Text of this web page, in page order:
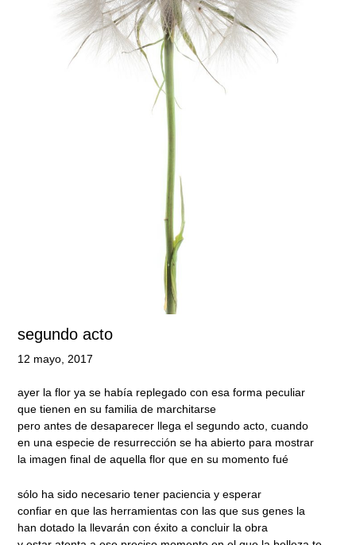
segundo acto
12 mayo, 2017
ayer la flor ya se había replegado con esa forma peculiar
que tienen en su familia de marchitarse
pero antes de desaparecer llega el segundo acto, cuando
en una especie de resurrección se ha abierto para mostrar
la imagen final de aquella flor que en su momento fué
sólo ha sido necesario tener paciencia y esperar
confiar en que las herramientas con las que sus genes la
han dotado la llevarán con éxito a concluir la obra